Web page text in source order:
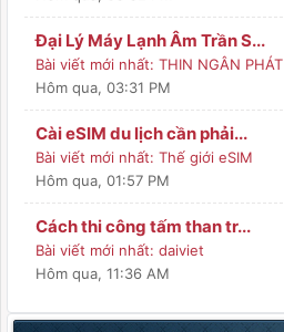
Đại Lý Máy Lạnh Âm Trần S...
Bài viết mới nhất: THIN NGÂN PHÁT
Hôm qua, 03:31 PM
Cài eSIM du lịch cần phải...
Bài viết mới nhất: Thế giới eSIM
Hôm qua, 01:57 PM
Cách thi công tấm than tr...
Bài viết mới nhất: daiviet
Hôm qua, 11:36 AM